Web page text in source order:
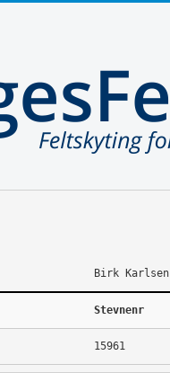
Birk Karlsen
Stevnenr
15961